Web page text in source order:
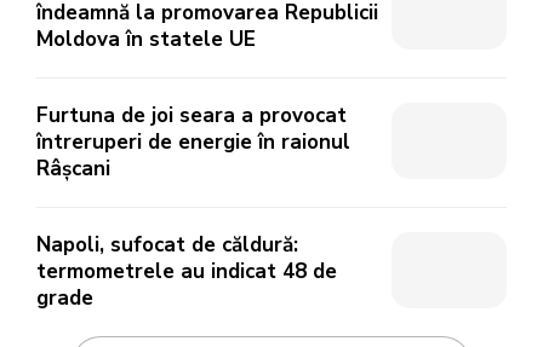
îndeamnă la promovarea Republicii
Moldova în statele UE
Furtuna de joi seara a provocat
întreruperi de energie în raionul
Râșcani
Napoli, sufocat de căldură:
termometrele au indicat 48 de
grade